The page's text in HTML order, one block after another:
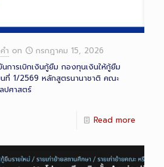
ำ on
กรกฎาคม 15, 2026
การเบิกเงินกู้ยืม กองทุนเงินให้กู้ยืม
นที่ 1/2569 หลักสูตรนานาชาติ คณะ
ปศาสตร์
Read more